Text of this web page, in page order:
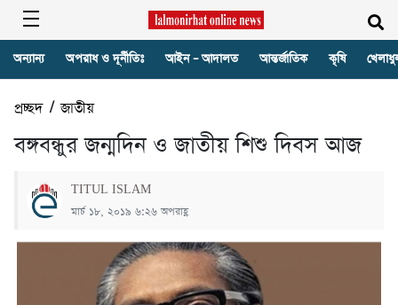
অন্যান্য অপরাধ ও দূর্নীতিঃ আইন – আদালত আন্তর্জাতিক কৃষি
প্রচ্ছদ/জাতীয়
বঙ্গবন্ধুর জন্মদিন ও জাতীয় শিশু দিবস আজ
TITUL ISLAM
মার্চ ১৮, ২০১৯ ৬:২৬ অপরাহ্ণ